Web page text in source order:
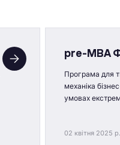
pre-MBA
Програма для
механіка
умовах
02 квітня 2025 р.